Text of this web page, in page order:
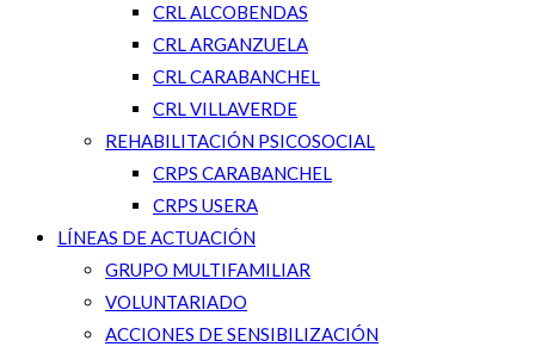
CRL ALCOBENDAS
CRL ARGANZUELA
CRL CARABANCHEL
CRL VILLAVERDE
REHABILITACIÓN PSICOSOCIAL
CRPS CARABANCHEL
CRPS USERA
LÍNEAS DE ACTUACIÓN
GRUPO MULTIFAMILIAR
VOLUNTARIADO
ACCIONES DE SENSIBILIZACIÓN